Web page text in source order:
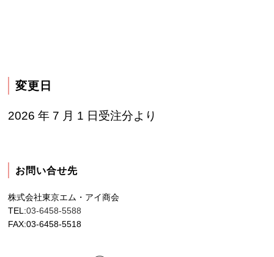
変更日
2026 年 7 月 1 日受注分より
お問い合せ先
株式会社東京エム・アイ商会
TEL:03-6458-5588
FAX:03-6458-5518